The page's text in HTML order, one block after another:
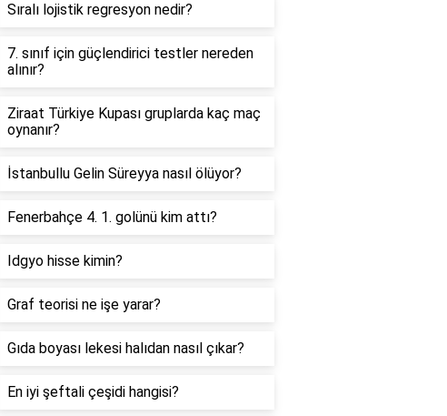
Sıralı lojistik regresyon nedir?
7. sınıf için güçlendirici testler nereden
alınır?
Ziraat Türkiye Kupası gruplarda kaç maç
oynanır?
İstanbullu Gelin Süreyya nasıl ölüyor?
Fenerbahçe 4. 1. golünü kim attı?
Idgyo hisse kimin?
Graf teorisi ne işe yarar?
Gıda boyası lekesi halıdan nasıl çıkar?
En iyi şeftali çeşidi hangisi?